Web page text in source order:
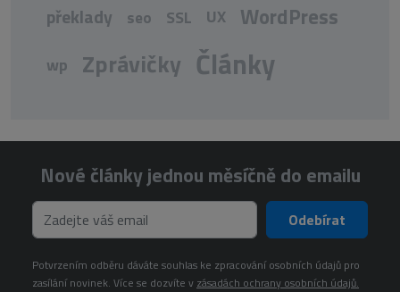
překlady seo SSL UX WordPress
wp Zprávičky Články
Nové články jednou měsíčně do emailu
Odebírat
Potvrzením odběru dáváte souhlas ke zpracování osobních údajů pro
zasílání novinek. Více se dozvíte v zásadách ochrany osobních údajů.